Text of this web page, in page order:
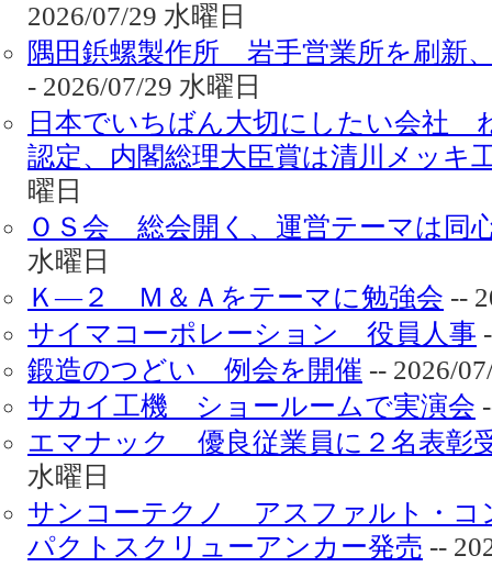
2026/07/29 水曜日
隅田鋲螺製作所 岩手営業所を刷新
- 2026/07/29 水曜日
日本でいちばん大切にしたい会社
認定、内閣総理大臣賞は清川メッキ
曜日
ＯＳ会 総会開く、運営テーマは同
水曜日
Ｋ―２ Ｍ＆Ａをテーマに勉強会 --
サイマコーポレーション 役員人事
鍛造のつどい 例会を開催 -- 2026/
サカイ工機 ショールームで実演会
エマナック 優良従業員に２名表彰
水曜日
サンコーテクノ アスファルト・コ
パクトスクリューアンカー発売 --